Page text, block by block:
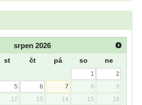
srpen 2026
st čt pá so ne
1
2
5 6 7 8
9
12 13 14 15
16